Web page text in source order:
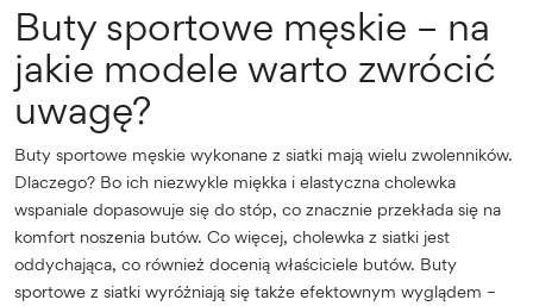
Buty sportowe męskie – na
jakie modele warto zwrócić
uwagę?
Buty sportowe męskie wykonane z siatki mają wielu zwolenników.
Dlaczego? Bo ich niezwykle miękka i elastyczna cholewka
wspaniale dopasowuje się do stóp, co znacznie przekłada się na
komfort noszenia butów. Co więcej, cholewka z siatki jest
oddychająca, co również docenią właściciele butów. Buty
sportowe z siatki wyróżniają się także efektownym wyglądem –